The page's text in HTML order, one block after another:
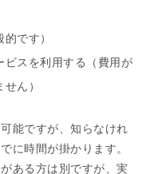
です）
ビスを利用する（費用が
ん）
能ですが、知らなけれ
に時間が掛かります。
ある方は別ですが、実